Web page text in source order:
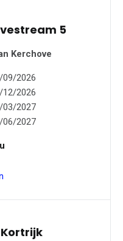
5
Kerchove
09/2026
12/2026
03/2027
06/2027